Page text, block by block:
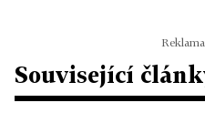
Související